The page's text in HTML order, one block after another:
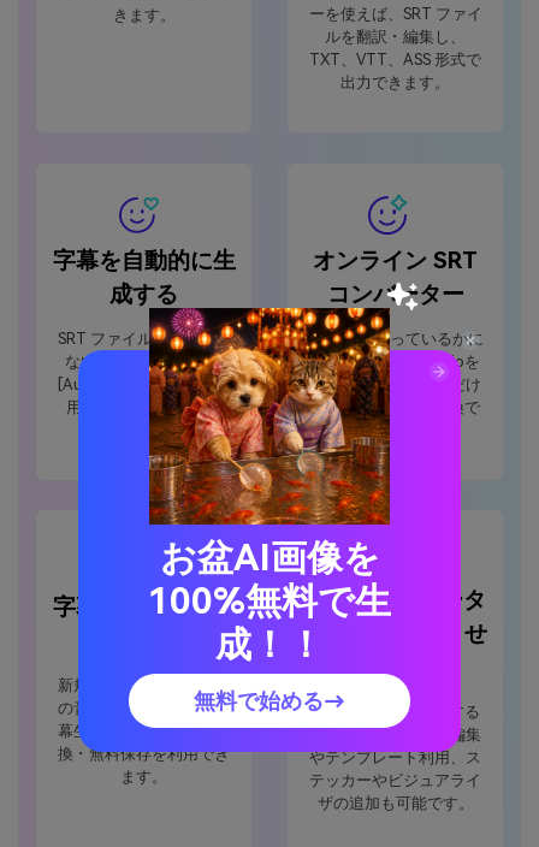
きます。
ーを使えば、SRT ファイ
ルを翻訳・編集し、
TXT、VTT、ASS 形式で
出力できます。
字幕を自動的に生
成する
SRT ファイルを持ってい
ないなら、Media.io の
[Auto-Subtitles]機能を利
用して作成できます。
オンライン SRT
コンバーター
どのOSを使っているかに
かかわらず、Media.ioを
使用すればブラウザだけ
でSRTファイルを変換で
きます。
字幕ファイルを無
新規ユーザーは10分まで
の音声ファイルの自動字
幕生成と、字幕の形式変
換・無料保存を利用でき
ます。
SRTのコンバータ
だけではありませ
ん
SRTファイルを変換する
だけでなく、ビデオ編集
やテンプレート利用、ス
テッカーやビジュアライ
ザの追加も可能です。
お盆AI画像を
100%無料で生
成！！
無料で始める→